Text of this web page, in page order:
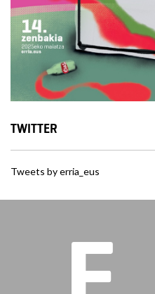
TWITTER
Tweets by erria_eus